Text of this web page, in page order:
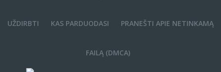
UŽDIRBTI KAS PARDUODASI PRANEŠTI APIE NETINKAMĄ
FAILĄ (DMCA)